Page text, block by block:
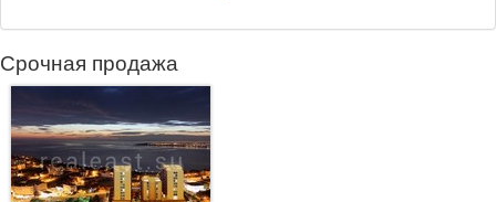
Срочная продажа